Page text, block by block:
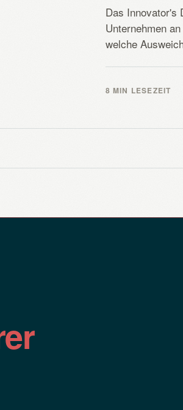
Das Innovator's
Unternehmen
welche
8 MIN LESEZEIT